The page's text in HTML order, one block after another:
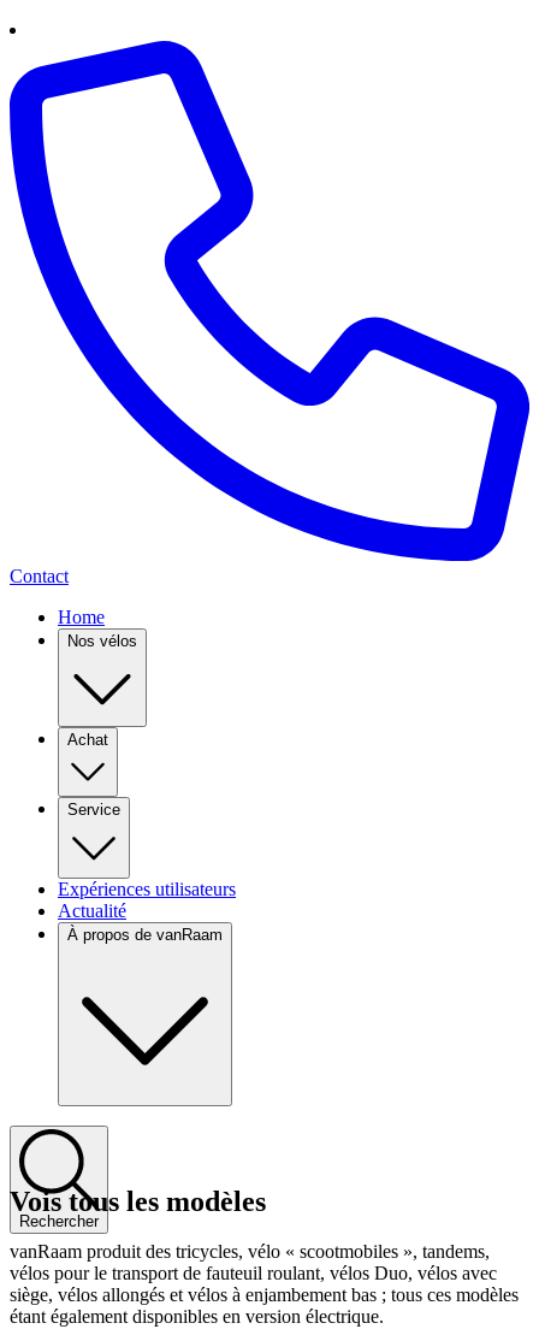
Contact
Home
Nos vélos
Achat
Service
Expériences utilisateurs
Actualité
À propos de vanRaam
Rechercher
Vois tous les modèles
vanRaam produit des tricycles, vélo « scootmobiles », tandems,
vélos pour le transport de fauteuil roulant, vélos Duo, vélos avec
siège, vélos allongés et vélos à enjambement bas ; tous ces modèles
étant également disponibles en version électrique.